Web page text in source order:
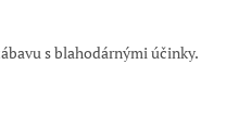
s blahodárnými účinky.